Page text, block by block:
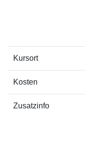
Kursort
Kosten
Zusatzinfo